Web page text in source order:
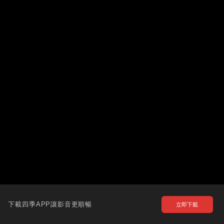
下載四季APP讓影音更順暢 立即下載